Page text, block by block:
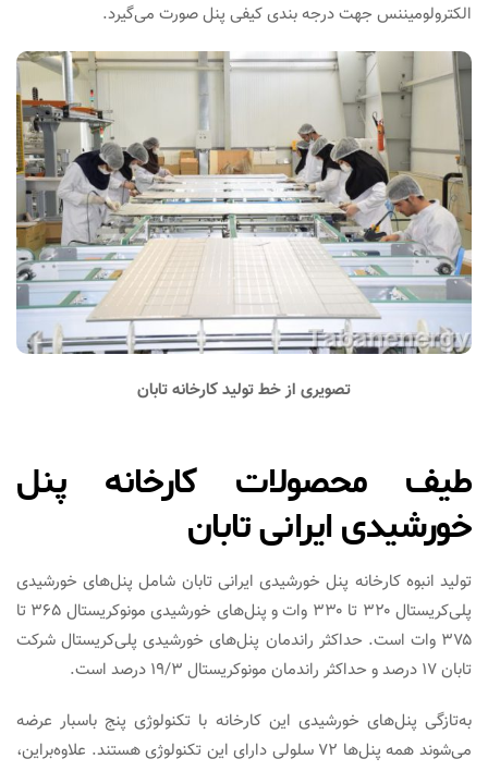
الکترولومیننس جهت درجه بندی کیفی پنل صورت می‌گیرد.
تصویری از خط تولید کارخانه تابان
طیف محصولات کارخانه پنل
خورشیدی ایرانی تابان
تولید انبوه کارخانه پنل خورشیدی ایرانی تابان شامل پنل‌های خورشیدی
پلی‌کریستال ۳۲۰ تا ۳۳۰ وات و پنل‌های خورشیدی مونوکریستال ۳۶۵ تا
۳۷۵ وات است. حداکثر راندمان پنل‌های خورشیدی پلی‌کریستال شرکت
تابان ۱۷ درصد و حداکثر راندمان مونوکریستال ۱۹/۳ درصد است.
به‌تازگی پنل‌های خورشیدی این کارخانه با تکنولوژی پنج باسبار عرضه
می‌شوند همه پنل‌ها ۷۲ سلولی دارای این تکنولوژی هستند. علاوه‌براین،